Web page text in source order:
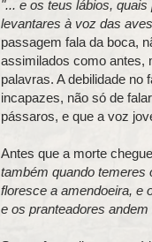
"... e os teus lábios,
levantares à voz das
passagem fala da boca,
assimilados como antes,
palavras. A debilidade
incapazes, não só de
pássaros, e que a voz
Antes que a morte
também quando temeres
floresce a amendoeira, e
e os pranteadores